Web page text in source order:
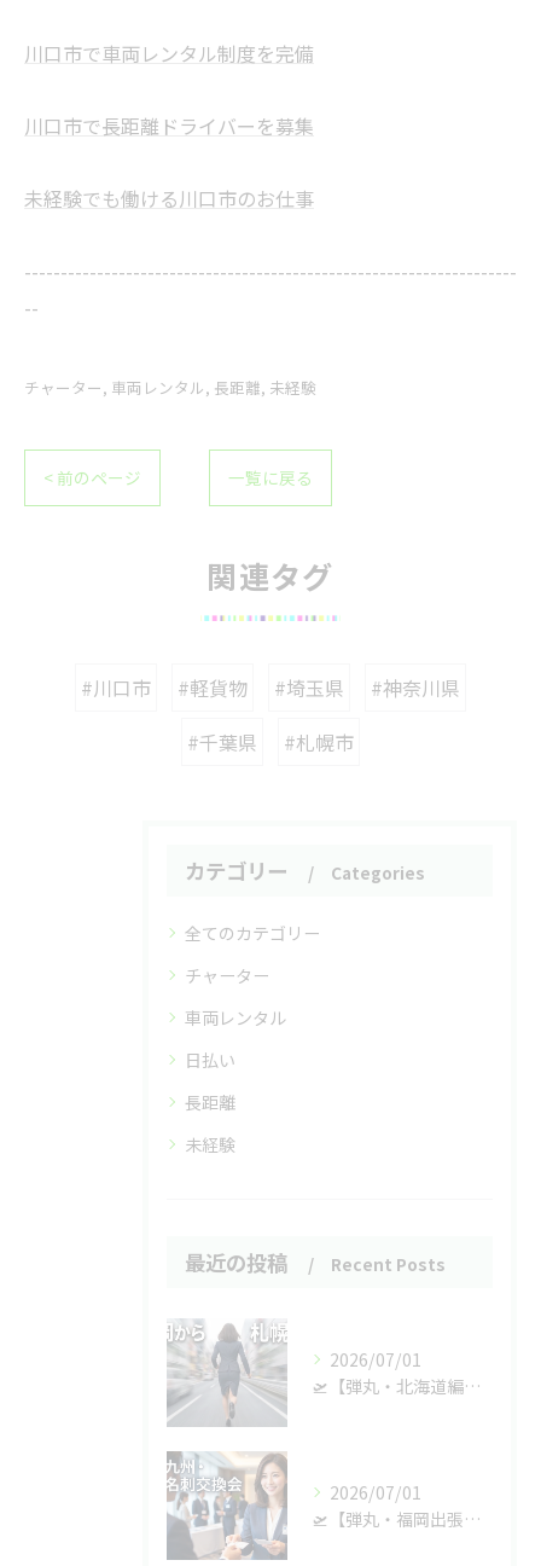
川口市で車両レンタル制度を完備
川口市で長距離ドライバーを募集
未経験でも働ける川口市のお仕事
--------------------------------------------------------------------
--
チャーター 車両レンタル 長距離 未経験
< 前のページ 一覧に戻る
関連タグ
#川口市 #軽貨物 #埼玉県
#神奈川県
#千葉県
#札幌市
カテゴリー Categories
全てのカテゴリー
チャーター
車両レンタル
日払い
長距離
未経験
最近の投稿 Recent Posts
2026/07/01
🛫【弾丸・北海道編】福岡の翌日は北の大地へ！光和の和田会長が緊急入院！？病室で起きた大騒動の巻。🕵️‍♂️💥
2026/07/01
🛫【弾丸・福岡出張】あの超大手宅配企業の「怒涛の名刺交換会」に参戦！軽貨物の機動力で九州を驚かせてきた話。😎⚡